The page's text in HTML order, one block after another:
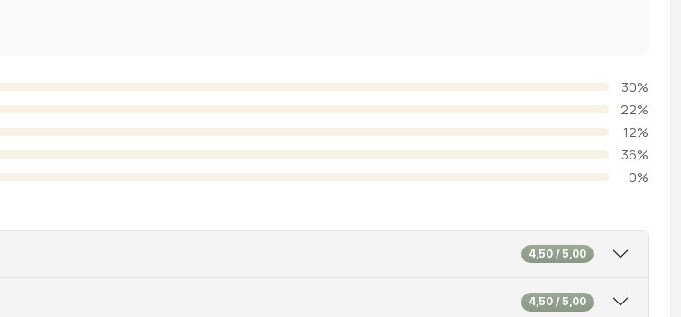
30%
22%
12%
36%
0%
4,50 / 5,00
4,50 / 5,00